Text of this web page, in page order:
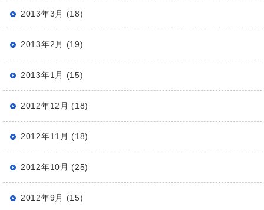
2013年3月 (18)
2013年2月 (19)
2013年1月 (15)
2012年12月 (18)
2012年11月 (18)
2012年10月 (25)
2012年9月 (15)